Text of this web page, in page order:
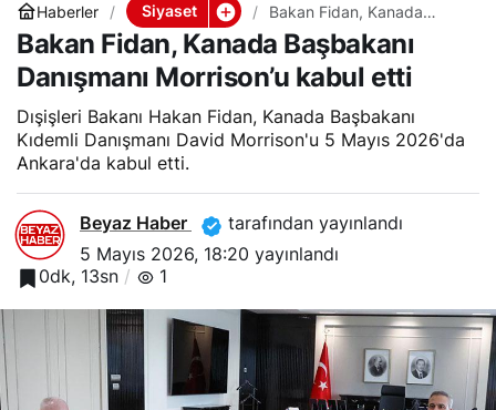
Haberler Siyaset
Bakan Fidan, Kanada
Başbakanı Danışmanı
Morrison’u kabul etti
Bakan Fidan, Kanada Başbakanı
Danışmanı Morrison’u kabul etti
Dışişleri Bakanı Hakan Fidan, Kanada Başbakanı
Kıdemli Danışmanı David Morrison'u 5 Mayıs 2026'da
Ankara'da kabul etti.
Beyaz Haber
tarafından yayınlandı
5 Mayıs 2026, 18:20 yayınlandı
0dk, 13sn
1